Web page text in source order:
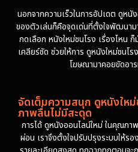
นอกจากความเร็วในการอัปเดต ดูหนั
ของตัวเล่นก็คือจุดเด่นที่ตั้งใจพัฒนา
กดเลือก หนังใหม่ชนโรง เรื่องไหน
เคลียร์ชัด ช่วยให้การ ดูหนังใหม่ชนโ
โฆษณามาคอยขัดอา
จัดเต็มความสนุก ดูหนังให
ภาพลื่นไม่มีสะดุด
การได้ ดูหนังออนไลน์ใหม่ ในคุณภ
ผ่อน เราจึงตั้งใจปรับปรุงระบบให้ร